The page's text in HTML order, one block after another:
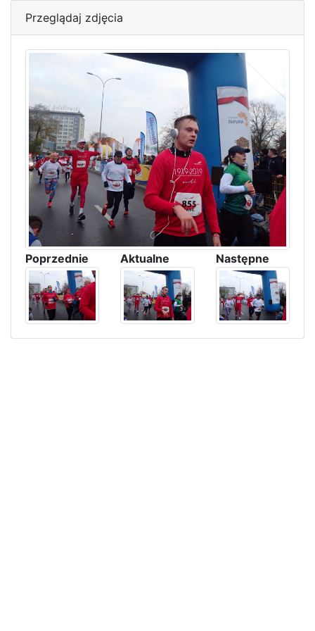
Przeglądaj zdjęcia
Poprzednie Aktualne Następne